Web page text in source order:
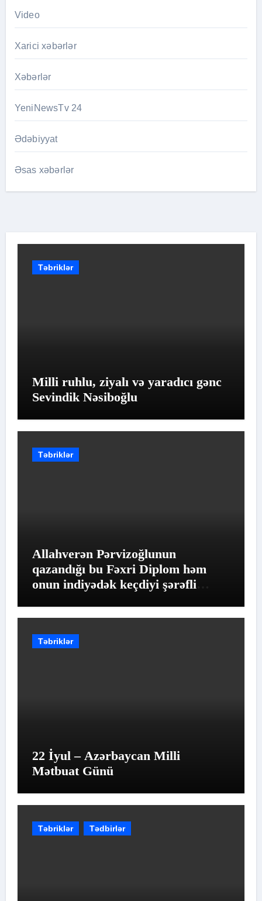
Video
Xarici xəbərlər
Xəbərlər
YeniNewsTv 24
Ədəbiyyat
Əsas xəbərlər
Təbriklər
Milli ruhlu, ziyalı və yaradıcı gənc
Sevindik Nəsiboğlu
Təbriklər
Allahverən Pərvizoğlunun
qazandığı bu Fəxri Diplom həm
onun indiyədək keçdiyi şərəfli
Təbriklər
22 İyul – Azərbaycan Milli
Mətbuat Günü
Təbriklər Tədbirlər